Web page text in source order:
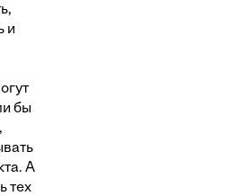
и
бы
А
тех